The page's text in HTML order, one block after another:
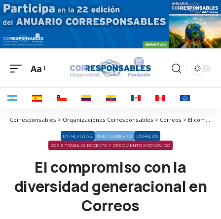
Aa
Corresponsables > Organizaciones Corresponsables > Correos > El compromiso con la diversidad generacional en Correos
ENTREVISTAS BUEN GOBIERNO
CORREOS
ODS 8 TRABAJO DECENTE Y CRECIMIENTO ECONÓMICO
El compromiso con la
diversidad generacional en
Correos